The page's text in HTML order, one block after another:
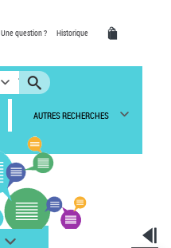
Une question ? Historique
AUTRES RECHERCHES